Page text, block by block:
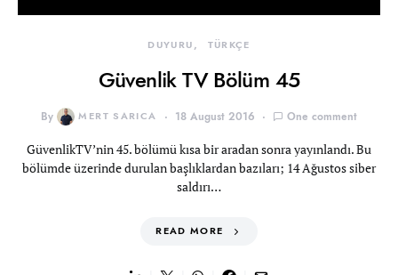
DUYURU TÜRKÇE
Güvenlik TV Bölüm 45
By MERT SARICA 18 August 2016 One comment
GüvenlikTV’nin 45. bölümü kısa bir aradan sonra yayınlandı. Bu
bölümde üzerinde durulan başlıklardan bazıları; 14 Ağustos siber
saldırı…
READ MORE